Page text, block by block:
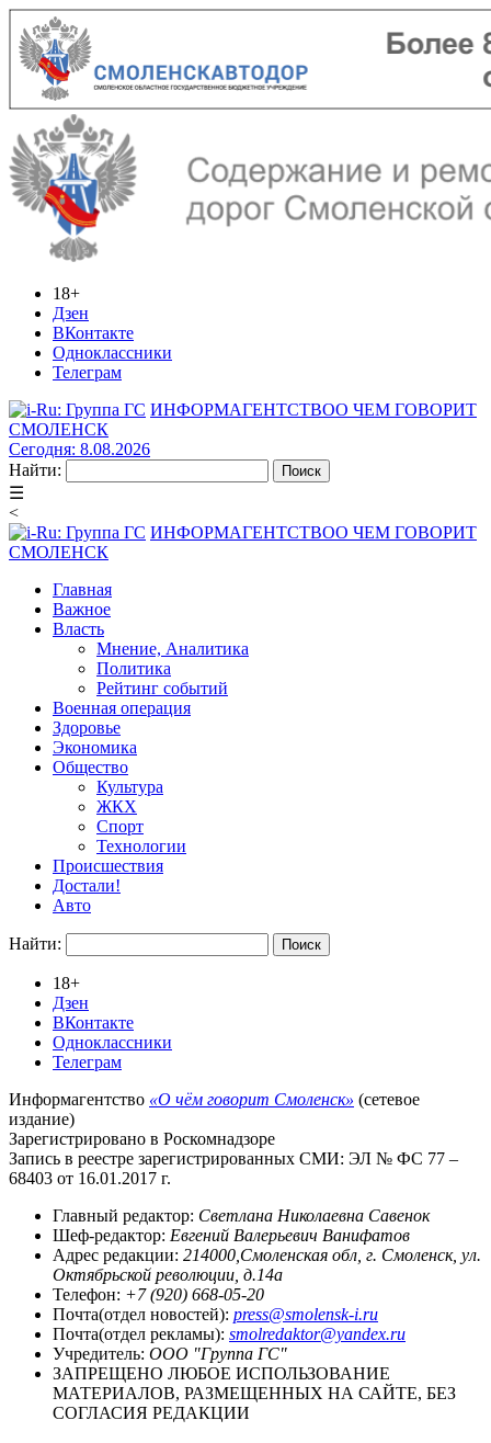
18+
Дзен
ВКонтакте
Одноклассники
Телеграм
ИНФОРМАГЕНТСТВОО ЧЕМ ГОВОРИТ
СМОЛЕНСК
Сегодня: 8.08.2026
Найти:
☰
<
ИНФОРМАГЕНТСТВОО ЧЕМ ГОВОРИТ
СМОЛЕНСК
Главная
Важное
Власть
Мнение, Аналитика
Политика
Рейтинг событий
Военная операция
Здоровье
Экономика
Общество
Культура
ЖКХ
Спорт
Технологии
Происшествия
Достали!
Авто
Найти:
18+
Дзен
ВКонтакте
Одноклассники
Телеграм
Информагентство «О чём говорит Смоленск» (сетевое
издание)
Зарегистрировано в Роскомнадзоре
Запись в реестре зарегистрированных СМИ: ЭЛ № ФС 77 –
68403 от 16.01.2017 г.
Главный редактор: Светлана Николаевна Савенок
Шеф-редактор: Евгений Валерьевич Ванифатов
Адрес редакции: 214000,Смоленская обл, г. Смоленск, ул.
Октябрьской революции, д.14а
Телефон: +7 (920) 668-05-20
Почта(отдел новостей): press@smolensk-i.ru
Почта(отдел рекламы): smolredaktor@yandex.ru
Учредитель: ООО "Группа ГС"
ЗАПРЕЩЕНО ЛЮБОЕ ИСПОЛЬЗОВАНИЕ
МАТЕРИАЛОВ, РАЗМЕЩЕННЫХ НА САЙТЕ, БЕЗ
СОГЛАСИЯ РЕДАКЦИИ